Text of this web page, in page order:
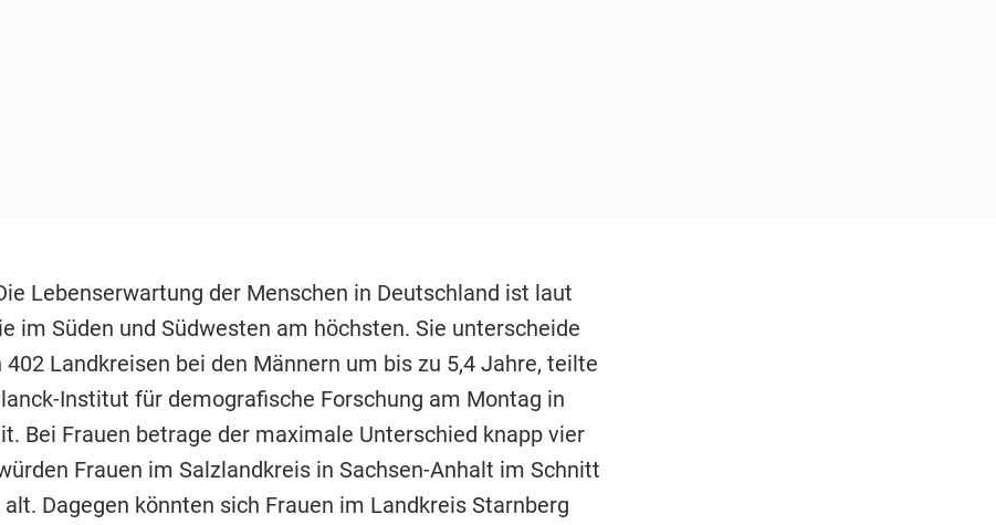
Lebenserwartung der Menschen in Deutschland ist laut
im Süden und Südwesten am höchsten. Sie unterscheide
402 Landkreisen bei den Männern um bis zu 5,4 Jahre, teilte
Institut für demografische Forschung am Montag in
Bei Frauen betrage der maximale Unterschied knapp vier
Frauen im Salzlandkreis in Sachsen-Anhalt im Schnitt
alt. Dagegen könnten sich Frauen im Landkreis Starnberg